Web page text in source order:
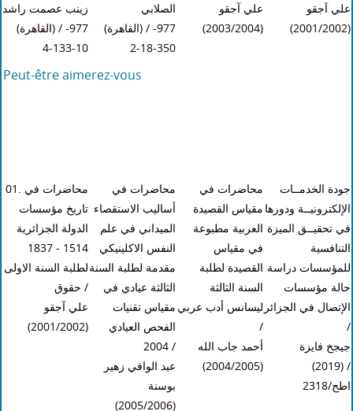
زينب عصمت راشد
(القاهرة) / 977-
10-133-4
الصلابي
(القاهرة) / 977-
350-18-2
علي آجقو
(2003/2004)
علي آجقو
(2001/2002)
Peut-être aimerez-vous
01. محاضرات في
تاريخ مؤسسات
الدولة الجزائرية
1514 - 1837
لطلبة السنة الاولى
حقوق /
علي آجقو
(2001/2002)
محاضرات في
أساليب الاستقصاء
الميداني في علم
النفس الاكلينيكي
مقدمة لطلبة السنة
الثالثة عيادي في
مقياس تقنيات
الفحص العيادي
2004 /
عبد الوافي زهير
بوسنة
(2005/2006)
محاضرات في
مقياس القصيدة
العربية مطبوعة
في مقياس
القصيدة لطلبة
السنة الثالثة
ليسانس أدب عربي
/
أحمد جاب الله
(2004/2005)
جودة الخدمــات
الإلكترونيــة ودورها
في تحقيــق الميزة
التنافسية
للمؤسسات دراسة
حالة مؤسسات
الإتصال في الجزائر
/
جيجخ فايزة
(2019) /
اطح/2318